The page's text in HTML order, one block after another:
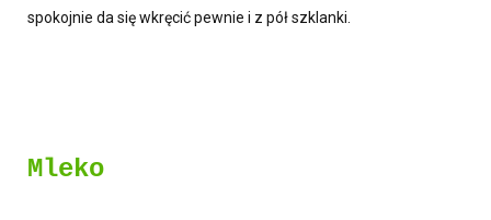
spokojnie da się wkręcić pewnie i z pół szklanki.
Mleko